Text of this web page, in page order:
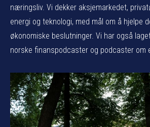
næringsliv. Vi dekker aksjemarkedet,
energi og teknologi, med mål om å hjelpe
økonomiske beslutninger. Vi har også
norske finanspodcaster og podcaster om